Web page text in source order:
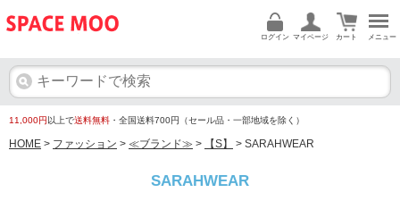
メニュー
カート
マイページ
ログイン
11,000円 以上で送料無料 ・全国送料700円（セール品・一部地域を除く）
HOME > ファッション > ≪ブランド≫ > 【S】 > SARAHWEAR
SARAHWEAR